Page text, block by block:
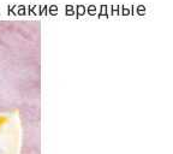
какие вредные